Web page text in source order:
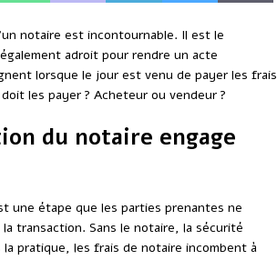
notaire est incontournable. Il est le
adroit pour rendre un acte
lorsque le jour est venu de payer les frais
les payer ? Acheteur ou vendeur ?
du notaire engage
une étape que les parties prenantes ne
transaction. Sans le notaire, la sécurité
pratique, les frais de notaire incombent à